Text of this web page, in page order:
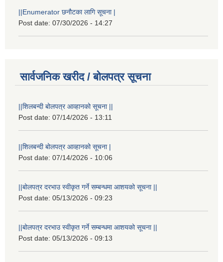
||Enumerator छनौटका लागि सूचना |
Post date: 07/30/2026 - 14:27
सार्वजनिक खरीद / बोलपत्र सूचना
||शिलबन्दी बोलपत्र आव्हानको सूचना ||
Post date: 07/14/2026 - 13:11
||शिलबन्दी बोलपत्र आव्हानको सूचना |
Post date: 07/14/2026 - 10:06
||बोलपत्र दरभाउ स्वीकृत गर्ने सम्बन्धमा आशयको सूचना ||
Post date: 05/13/2026 - 09:23
||बोलपत्र दरभाउ स्वीकृत गर्ने सम्बन्धमा आशयको सूचना ||
Post date: 05/13/2026 - 09:13